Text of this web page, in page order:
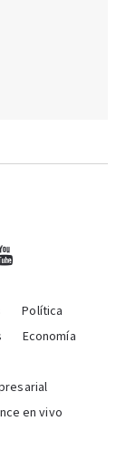
Política
Economía
en vivo